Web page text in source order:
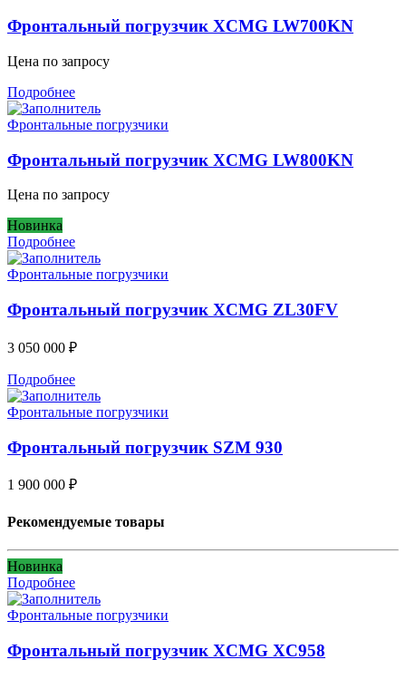
Фронтальный погрузчик XCMG LW700KN
Цена по запросу
Подробнее
Фронтальные погрузчики
Фронтальный погрузчик XCMG LW800KN
Цена по запросу
Новинка
Подробнее
Фронтальные погрузчики
Фронтальный погрузчик XCMG ZL30FV
3 050 000 ₽
Подробнее
Фронтальные погрузчики
Фронтальный погрузчик SZM 930
1 900 000 ₽
Рекомендуемые товары
Новинка
Подробнее
Фронтальные погрузчики
Фронтальный погрузчик XCMG XC958